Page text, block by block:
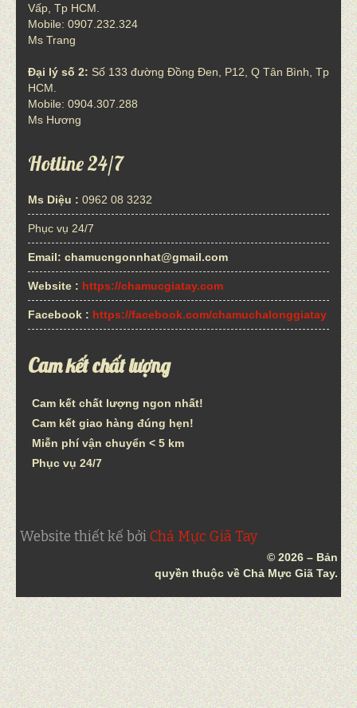
Vấp, Tp HCM.
Mobile: 0907.232.324
Ms Trang
Đại lý số 2: Số 133 đường Đồng Đen, P12, Q Tân Bình, Tp
HCM.
Mobile: 0904.307.288
Ms Hương
Hotline 24/7
Ms Diệu : 0962 08 3232
Phục vụ 24/7
Email: chamucngonnhat@gmail.com
Website : https://chamucgiatay.com
Facebook : https://facebook.com/chamuchalonggiatay
Cam kết chất lượng
Cam kết chất lượng ngon nhất!
Cam kết giao hàng đúng hẹn!
Miễn phí vận chuyển < 5 km
Phục vụ 24/7
Website thiết kế bởiChả Mực Giã Tay
© 2026 – Bản
quyền thuộc về Chả Mực Giã Tay.